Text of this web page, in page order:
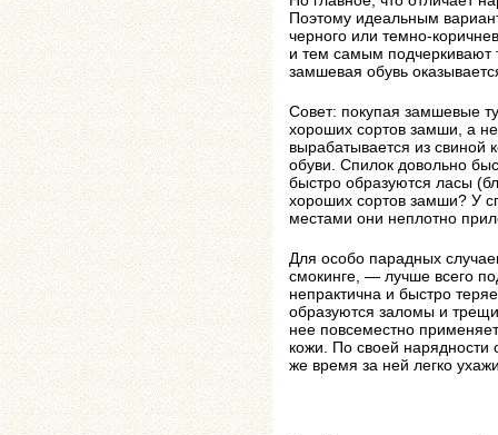
Поэтому идеальным
черного или темно-
и тем самым подчеркивают
замшевая обувь
Совет: покупая замшевые
хороших сортов замши, а
вырабатывается из свиной
обуви. Спилок довольно
быстро образуются ласы
хороших сортов замши? У
местами они неплотно
Для особо парадных
смокинге, — лучше всего
непрактична и быстро
образуются заломы и
нее повсеместно
кожи. По своей нарядности
же время за ней легко